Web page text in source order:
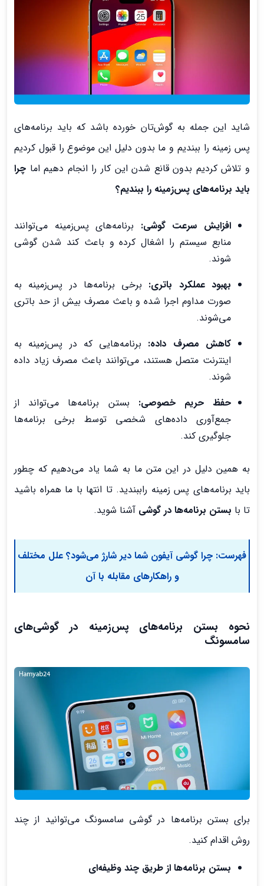
شاید این جمله به گوش‌تان خورده باشد که باید برنامه‌های
پس زمینه را ببندیم و ما بدون دلیل این موضوع را قبول کردیم
و تلاش کردیم بدون قانع شدن این کار را انجام دهیم اما چرا
باید برنامه‌های پس‌زمینه را ببندیم؟
افزایش سرعت گوشی: برنامه‌های پس‌زمینه می‌توانند
منابع سیستم را اشغال کرده و باعث کند شدن گوشی
شوند.
بهبود عملکرد باتری: برخی برنامه‌ها در پس‌زمینه به
صورت مداوم اجرا شده و باعث مصرف بیش از حد باتری
می‌شوند.
کاهش مصرف داده: برنامه‌هایی که در پس‌زمینه به
اینترنت متصل هستند، می‌توانند باعث مصرف زیاد داده
شوند.
حفظ حریم خصوصی: بستن برنامه‌ها می‌تواند از
جمع‌آوری داده‌های شخصی توسط برخی برنامه‌ها
جلوگیری کند.
به همین دلیل در این متن ما به شما یاد می‌دهیم که چطور
باید برنامه‌های پس زمینه راببندید. تا انتها با ما همراه باشید
تا با بستن برنامه‌ها در گوشی آشنا شوید.
فهرست: چرا گوشی آیفون شما دیر شارژ می‌شود؟ علل مختلف
و راهکارهای مقابله با آن
نحوه بستن برنامه‌های پس‌زمینه در گوشی‌های
سامسونگ
برای بستن برنامه‌ها در گوشی سامسونگ می‌توانید از چند
روش اقدام کنید.
بستن برنامه‌ها از طریق چند وظیفه‌ای